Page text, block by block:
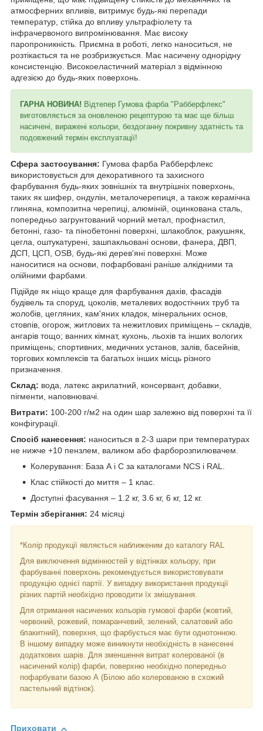
атмосферних впливів, витримує будь-які перепади
температур, стійка до впливу ультрафіолету та
інфрачервоного випромінювання. Має високу
паропроникність. Приємна в роботі, легко наноситься, не
розтікається та не розбризкується. Має насичену однорідну
консистенцію. Високоеластичний матеріал з відмінною
адгезією до будь-яких поверхонь.
ГАРНА НОВИНА! Відтепер Гумова фарба "Рабберфлекс"
виготовляється за оновленою рецептурою та має ще більш
насичені, виражені кольори, бездоганну покривну здатність та
подовжений термін експлуатації!
Сфера застосування: Гумова фарба Рабберфлекс
використовується для декоративного та захисного
фарбування будь-яких зовнішніх та внутрішніх поверхонь,
таких як шифер, ондулін, металочерепиця, а також керамічна
глиняна, композитна черепиці, алюміній, оцинкована сталь,
попередньо загрунтований чорний метал, профнастил,
бетонні, газо- та пінобетонні поверхні, шлакоблок, ракушняк,
цегла, оштукатурені, зашпакльовані основи, фанера, ДВП,
ДСП, ЦСП, OSB, будь-які дерев'яні поверхні. Може
наноситися на основи, пофарбовані раніше алкідними та
олійними фарбами.
Підійде як ніщо краще для фарбування дахів, фасадів
будівель та споруд, цоколів, металевих водостічних труб та
жолобів, цегляних, кам'яних кладок, мінеральних основ,
стовпів, огорож, житлових та нежитлових приміщень – складів,
ангарів тощо; ванних кімнат, кухонь, льохів та інших вологих
приміщень; спортивних, медичних установ, залів, басейнів,
торгових комплексів та багатьох інших місць різного
призначення.
Склад: вода, латекс акрилатний, консервант, добавки,
пігменти, наповнювачі.
Витрати: 100-200 г/м2 на один шар залежно від поверхні та її
конфігурації.
Спосіб нанесення: наноситься в 2-3 шари при температурах
не нижче +10 пензлем, валиком або фарборозпилювачем.
Колерування: База А і С за каталогами NCS і RAL.
Клас стійкості до миття – 1 клас.
Доступні фасування – 1.2 кг, 3.6 кг, 6 кг, 12 кг.
Термін зберігання: 24 місяці
*Колір продукції являється наближеним до каталогу RAL
Для виключення відмінностей у відтінках кольору, при
фарбуванні поверхонь рекомендується використовувати
продукцію однієї партії. У випадку використання продукції
різних партій необхідно проводити їх змішування.
Для отримання насичених кольорів гумової фарби (жовтий,
червоний, рожевий, помаранчевий, зелений, салатовий або
блакитний), поверхня, що фарбується має бути однотонною.
В іншому випадку може виникнути необхідність в нанесенні
додаткових шарів. Для зменшення витрат колерованої (в
насичений колір) фарби, поверхню необхідно попередньо
пофарбувати базою А (Білою або колерованою в схожий
пастельний відтінок).
Приховати